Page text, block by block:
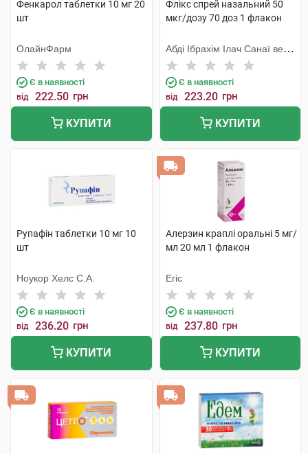
Фенкарол таблетки 10 мг 20
шт
ОлайнФарм
Є в наявності
від 222.50 грн
КУПИТИ
Флікс спрей назальний 50
мкг/дозу 70 доз 1 флакон
Абді Ібрахім Ілач Санаї ве
Тіджарет
Є в наявності
від 223.20 грн
КУПИТИ
Рупафін таблетки 10 мг 10
шт
Ноукор Хелс С.А.
Є в наявності
від 236.20 грн
КУПИТИ
Алерзин краплі оральні 5 мг/
мл 20 мл 1 флакон
Егіс
Є в наявності
від 237.80 грн
КУПИТИ